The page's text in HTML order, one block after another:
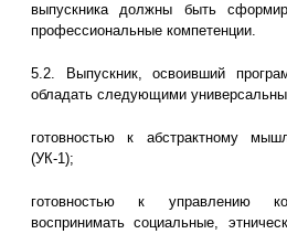
выпускника должны быть
профессиональные компетенции.
5.2. Выпускник, освоивший
обладать следующими
готовностью к абстрактному
(УК-1);
готовностью к управлению
воспринимать социальные,